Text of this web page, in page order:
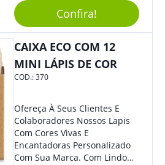
Sua Empresa Em Eventos,
Reuniões Corporativas Ou Até
Mesmo Para Presentear
Colaboradores E Parceiros De
Sua Empresa.
Confira!
CAIXA ECO COM 12
MINI LÁPIS DE COR
COD.:370
Ofereça À Seus Clientes E
Colaboradores Nossos Lapis
Com Cores Vivas E
Encantadoras Personalizado
Com Sua Marca. Com Lindo